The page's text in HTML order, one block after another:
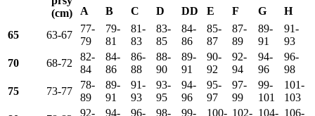
(cm)
A B C D DD E F G
H
65
63-67
77-
79
79-
81
81-
83
83-
85
84-
86
85-
87
87-
89
89-
91
91-
93
70
68-72
82-
84
84-
86
86-
88
88-
90
89-
91
90-
92
92-
94
94-
96
96-
98
75
73-77
78-
89
89-
91
91-
93
93-
95
94-
96
95-
97
97-
99
99-
101
101-
103
92-
94-
96-
98-
99-
100- 102- 104- 106-